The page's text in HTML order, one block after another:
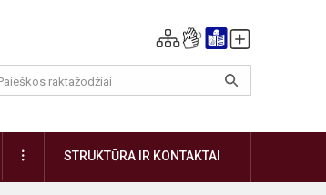
DAUGIAUSTRUKTŪRA IR KONTAKTAI